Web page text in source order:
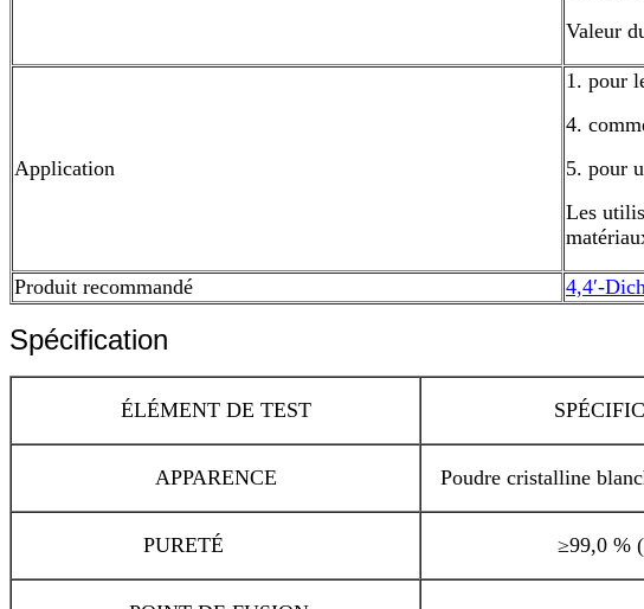
Valeur
Application
1. pour
4.
5. pour
Les
Produit recommandé 4,4′-
Spécification
ÉLÉMENT DE TEST
APPARENCE Poudre cristalline
PURETÉ ≥99,0 %